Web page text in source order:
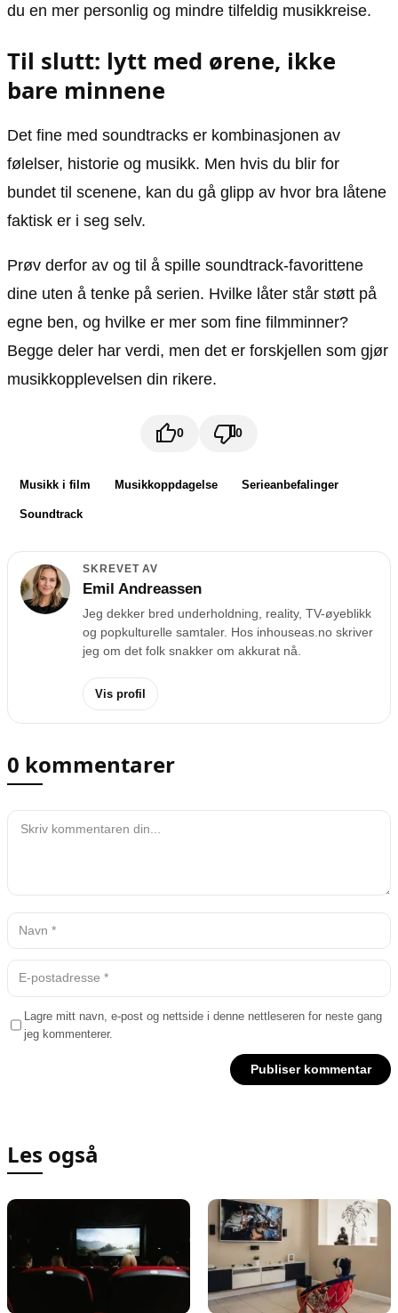
du en mer personlig og mindre tilfeldig musikkreise.
Til slutt: lytt med ørene, ikke
bare minnene
Det fine med soundtracks er kombinasjonen av
følelser, historie og musikk. Men hvis du blir for
bundet til scenene, kan du gå glipp av hvor bra låtene
faktisk er i seg selv.
Prøv derfor av og til å spille soundtrack-favorittene
dine uten å tenke på serien. Hvilke låter står støtt på
egne ben, og hvilke er mer som fine filmminner?
Begge deler har verdi, men det er forskjellen som gjør
musikkopplevelsen din rikere.
0 0
Musikk i film Musikkoppdagelse Serieanbefalinger
Soundtrack
SKREVET AV
Emil Andreassen
Jeg dekker bred underholdning, reality, TV-øyeblikk
og popkulturelle samtaler. Hos inhouseas.no skriver
jeg om det folk snakker om akkurat nå.
Vis profil
0 kommentarer
Lagre mitt navn, e-post og nettside i denne nettleseren for neste gang
jeg kommenterer.
Les også